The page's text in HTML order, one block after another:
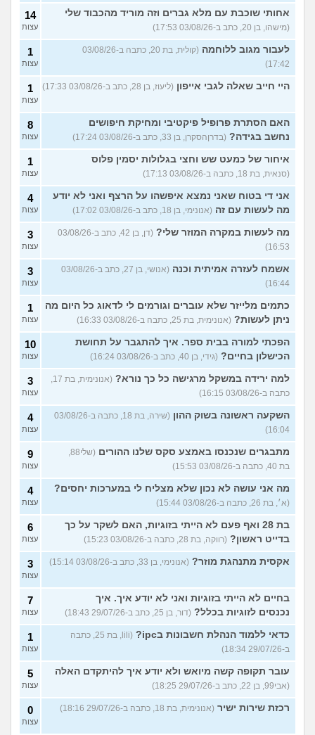
אחותי שוכבת עם מלא גברים וזה מוריד מהכבוד שלי
(מישהו, בן 20, כתב ב-03/08/26 17:53)
14
עצות
לעבור מגוב ללוחמה
(קולית, בת 20, כתבה ב-03/08/26
17:42)
1
עצות
היי חייב שאלה לגבי אייפון (ליעוז, בן 28, כתב ב-03/08/26 17:33) 1
עצות
האם הסתרת פרופיל פיקטיבי ומחיקת חיפושים
נחשב בגידה? (בדרןהסקרן, בן 33, כתב ב-03/08/26 17:24)
8
עצות
איחור של כמעט שש וחצי בגלולות יסמין פלוס
(סנאית, בת 18, כתבה ב-03/08/26 17:13)
1
עצות
אני די בטוח שאני נמצא איפשהו על הרצף ואני לא יודע
מה לעשות עם זה (אנונימי, בן 18, כתב ב-03/08/26 17:02)
4
עצות
מה לעשות במקרה המוזר שלי?
(דן, בן 42, כתב ב-03/08/26
16:53)
3
עצות
אשמח לעזרה אמיתית וכנה
(אנושי, בן 27, כתב ב-03/08/26
16:44)
3
עצות
כתמים מלייזר שלא עוברים וגורמים לי לדאוג כל היום מה
ניתן לעשות? (אנונימית, בת 25, כתבה ב-03/08/26 16:33)
1
עצות
הפכתי למורה בבית ספר. איך להתגבר על תחושת
הכישלון בחיים? (גידי, בן 40, כתב ב-03/08/26 16:24)
10
עצות
למה ירידה במשקל מרגישה כל כך נורא?
(אנונימית, בת 17,
כתבה ב-03/08/26 16:15)
3
עצות
השקעה ראשונה בשוק ההון
(שירה, בת 18, כתבה ב-03/08/26
16:04)
4
עצות
מתבגרים שנכנסו באמצע סקס שלנו ההורים
(שלי88,
בת 40, כתבה ב-03/08/26 15:53)
9
עצות
מה אני עושה לא נכון שלא מצליח לי במערכות יחסים?
(א׳, בת 26, כתבה ב-03/08/26 15:44)
4
עצות
בת 28 ואף פעם לא הייתי בזוגיות, האם לשקר על כך
בדייט ראשון? (רווקה, בת 28, כתבה ב-03/08/26 15:23)
6
עצות
אקסית מתנהגת מוזר? (אנונימי, בן 33, כתב ב-03/08/26 15:14) 3
עצות
בחיים לא הייתי בזוגיות ואני לא יודע איך. איך
נכנסים לזוגיות בכלל? (דור, בן 25, כתב ב-29/07/26 18:43)
7
עצות
כדאי ללמוד הנהלת חשבונות בipc?
(lili, בת 25, כתבה
ב-29/07/26 18:34)
1
עצות
עובר תקופה קשה מיואש ולא יודע איך להיתקדם האלה
(אבי99, בן 22, כתב ב-29/07/26 18:25)
5
עצות
רכזת שירות ישיר (אנונימית, בת 18, כתבה ב-29/07/26 18:16) 0
עצות